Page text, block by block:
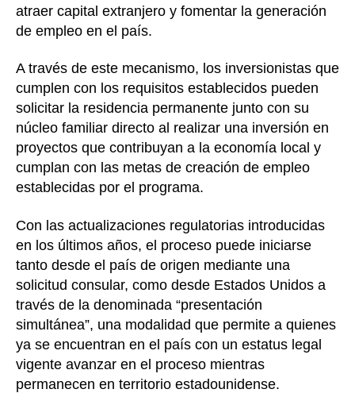
atraer capital extranjero y fomentar la generación
de empleo en el país.
A través de este mecanismo, los inversionistas que
cumplen con los requisitos establecidos pueden
solicitar la residencia permanente junto con su
núcleo familiar directo al realizar una inversión en
proyectos que contribuyan a la economía local y
cumplan con las metas de creación de empleo
establecidas por el programa.
Con las actualizaciones regulatorias introducidas
en los últimos años, el proceso puede iniciarse
tanto desde el país de origen mediante una
solicitud consular, como desde Estados Unidos a
través de la denominada “presentación
simultánea”, una modalidad que permite a quienes
ya se encuentran en el país con un estatus legal
vigente avanzar en el proceso mientras
permanecen en territorio estadounidense.